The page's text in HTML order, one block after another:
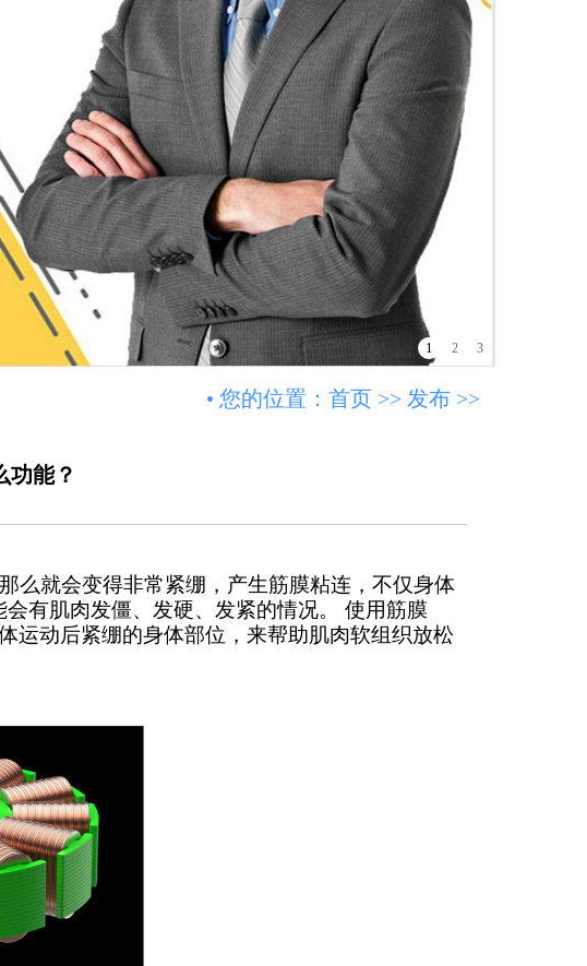
1 2 3
• 您的位置： 首页 >> 发布 >>
功能？
就会变得非常紧绷，产生筋膜粘连，不仅身体
有肌肉发僵、发硬、发紧的情况。 使用筋膜
运动后紧绷的身体部位，来帮助肌肉软组织放松